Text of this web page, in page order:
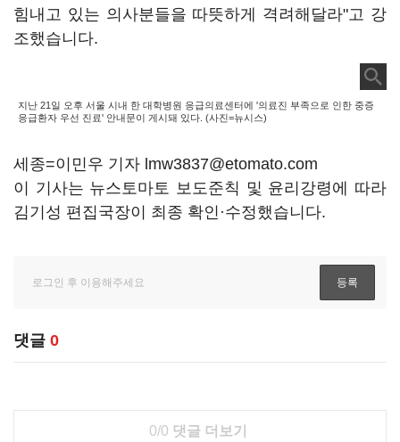
힘내고 있는 의사분들을 따뜻하게 격려해달라"고 강
조했습니다.
지난 21일 오후 서울 시내 한 대학병원 응급의료센터에 '의료진 부족으로 인한 중증
응급환자 우선 진료' 안내문이 게시돼 있다. (사진=뉴시스)
세종=이민우 기자 lmw3837@etomato.com
이 기사는 뉴스토마토 보도준칙 및 윤리강령에 따라
김기성 편집국장이 최종 확인·수정했습니다.
댓글 0
0/0 댓글 더보기